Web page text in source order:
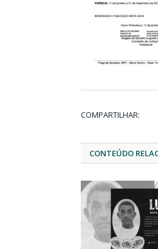
COMPARTILHAR:
CONTEÚDO